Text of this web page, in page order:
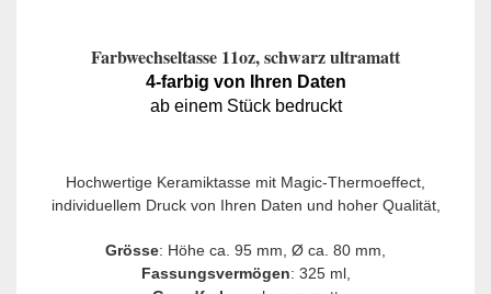
Farbwechseltasse 11oz, schwarz ultramatt
4-farbig von Ihren Daten
ab einem Stück bedruckt
Hochwertige Keramiktasse mit Magic-Thermoeffect,
individuellem Druck von Ihren Daten und hoher Qualität,
Grösse: Höhe ca. 95 mm, Ø ca. 80 mm,
Fassungsvermögen: 325 ml,